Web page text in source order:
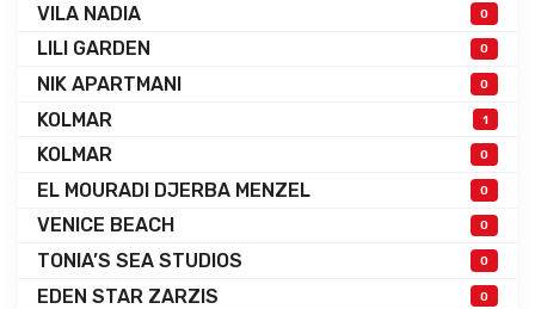
VILA NADIA 0
LILI GARDEN 0
NIK APARTMANI 0
KOLMAR 1
KOLMAR 0
EL MOURADI DJERBA MENZEL 0
VENICE BEACH 0
TONIA’S SEA STUDIOS 0
EDEN STAR ZARZIS 0